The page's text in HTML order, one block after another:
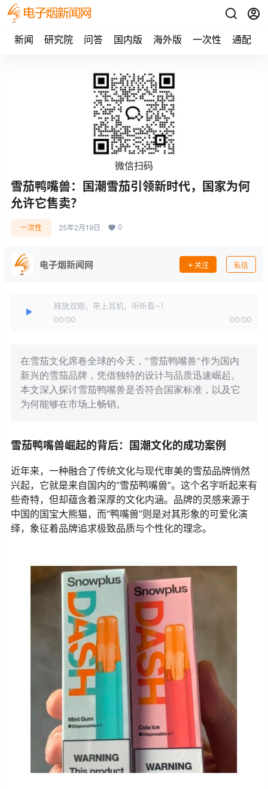
新闻 研究院 问答 国内版 海外版 一次性 通配
微信扫码
雪茄鸭嘴兽：国潮雪茄引领新时代，国家为何
允许它售卖？
一次性 25年2月19日 0
电子烟新闻网 关注 私信
释放双眼，带上耳机，听听看~！
00:00
00:00
在雪茄文化席卷全球的今天，"雪茄鸭嘴兽"作为国内
新兴的雪茄品牌，凭借独特的设计与品质迅速崛起。
本文深入探讨雪茄鸭嘴兽是否符合国家标准，以及它
为何能够在市场上畅销。
雪茄鸭嘴兽崛起的背后：国潮文化的成功案例
近年来，一种融合了传统文化与现代审美的雪茄品牌悄然
兴起，它就是来自国内的“雪茄鸭嘴兽”。这个名字听起来有
些奇特，但却蕴含着深厚的文化内涵。品牌的灵感来源于
中国的国宝大熊猫，而“鸭嘴兽”则是对其形象的可爱化演
绎，象征着品牌追求极致品质与个性化的理念。